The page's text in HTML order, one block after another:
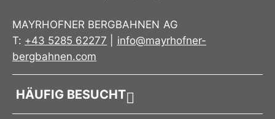
MAYRHOFNER BERGBAHNEN AG
T: +43 5285 62277
info@mayrhofner-
bergbahnen.com
HÄUFIG BESUCHT